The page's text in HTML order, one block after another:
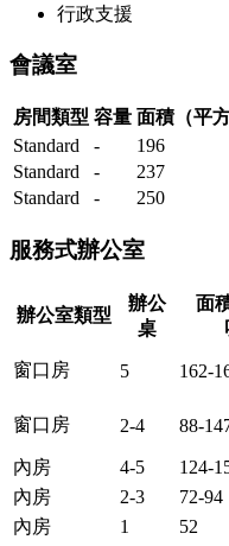
行政支援
會議室
房間類型 容量 面積（平方
Standard
- 196
Standard
- 237
Standard
- 250
服務式辦公室
辦公室類型
辦公
桌
面
窗口房 5 162-
窗口房 2-4 88-
內房 4-5 124-
內房
2-3 72-94
內房
1 52